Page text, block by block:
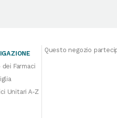
Farmaci
Unitari A-Z
Questo negozio